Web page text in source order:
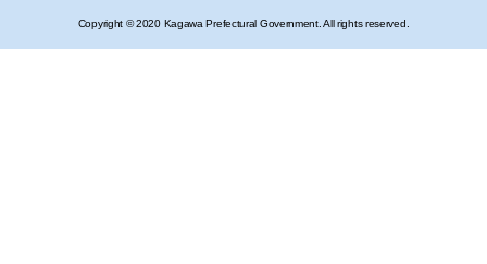
Copyright © 2020 Kagawa Prefectural Government. All rights reserved.